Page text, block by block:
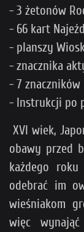
- 3 żetonów
- 66 kart
- planszy
- znacznika
- 7 znaczników
- Instrukcji po
XVI wiek,
obawy przed
każdego
odebrać im
wieśniakom
więc